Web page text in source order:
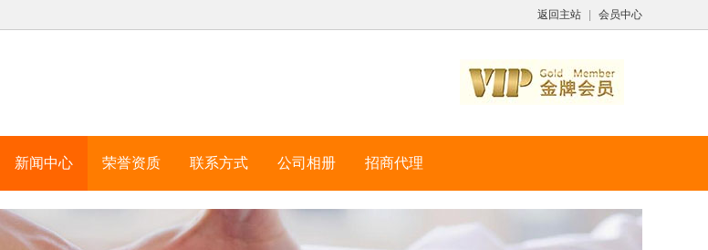
返回主站 会员中心
新闻中心 荣誉资质 联系方式 公司相册 招商代理